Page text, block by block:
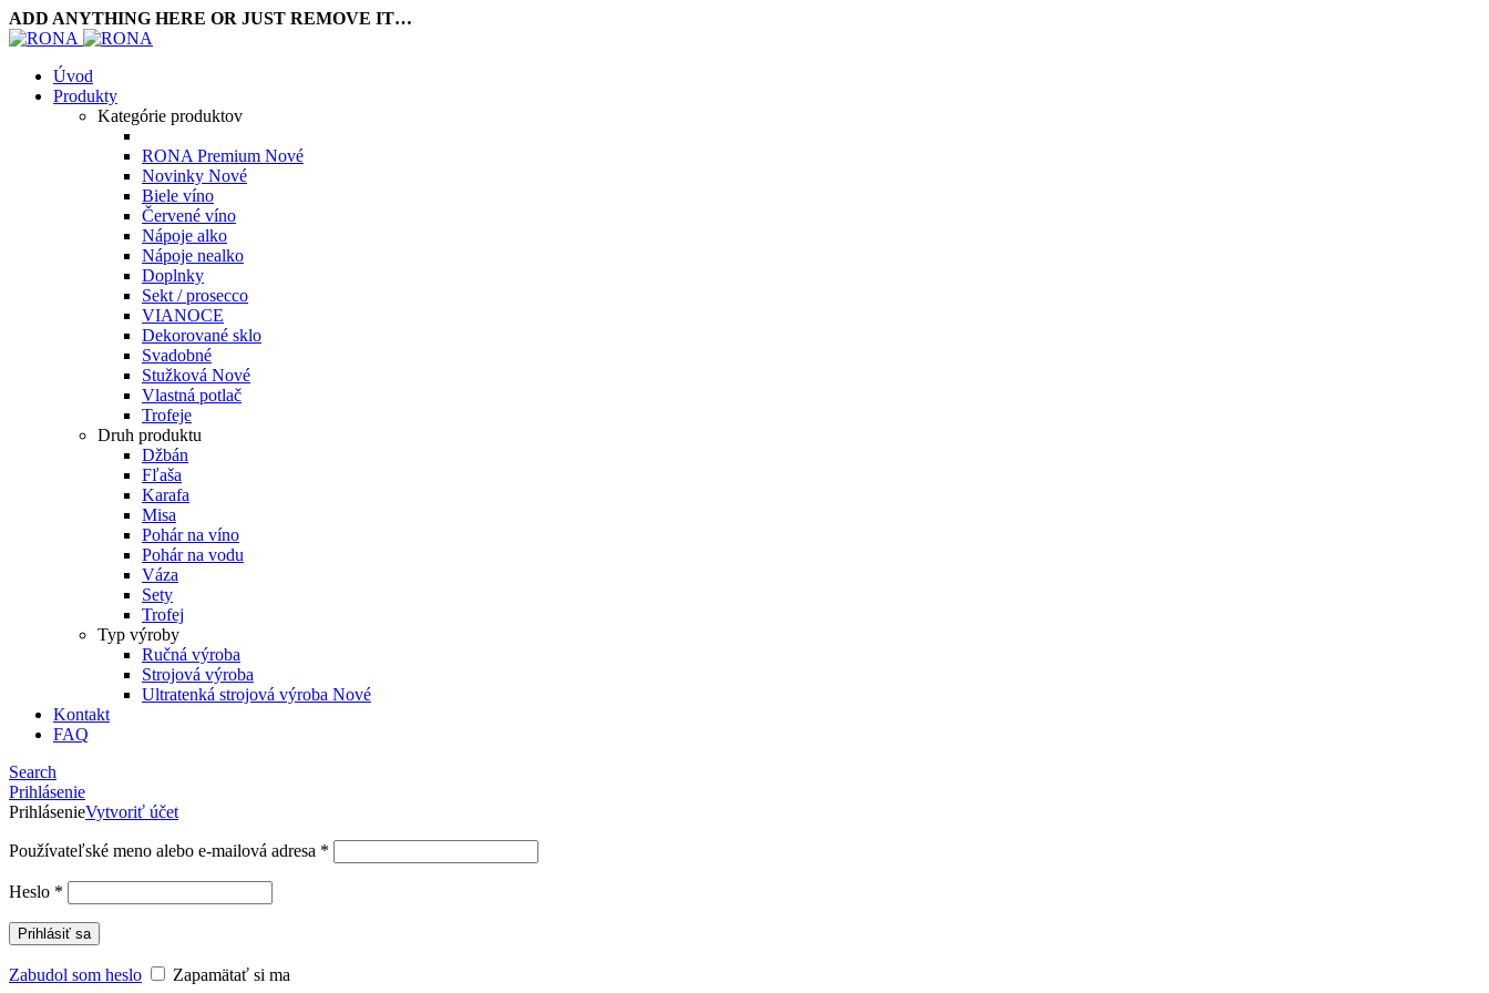
ADD ANYTHING HERE OR JUST REMOVE IT…
Úvod
Produkty
Kategórie produktov
RONA Premium Nové
Novinky Nové
Biele víno
Červené víno
Nápoje alko
Nápoje nealko
Doplnky
Sekt / prosecco
VIANOCE
Dekorované sklo
Svadobné
Stužková Nové
Vlastná potlač
Trofeje
Druh produktu
Džbán
Fľaša
Karafa
Misa
Pohár na víno
Pohár na vodu
Váza
Sety
Trofej
Typ výroby
Ručná výroba
Strojová výroba
Ultratenká strojová výroba Nové
Kontakt
FAQ
Search
Prihlásenie
PrihlásenieVytvoriť účet
Používateľské meno alebo e-mailová adresa *
Heslo *
Prihlásiť sa
Zabudol som heslo Zapamätať si ma